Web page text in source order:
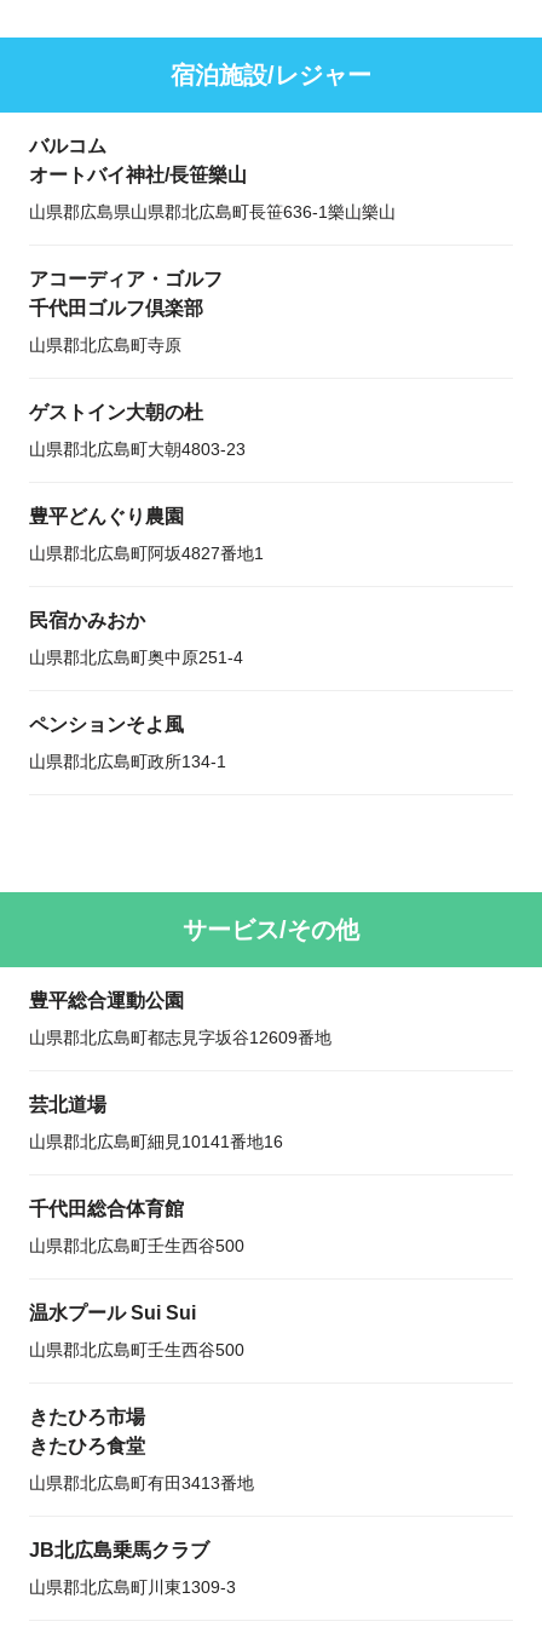
宿泊施設/レジャー
バルコム
オートバイ神社/長笹樂山
山県郡広島県山県郡北広島町長笹636-1樂山樂山
アコーディア・ゴルフ
千代田ゴルフ倶楽部
山県郡北広島町寺原
ゲストイン大朝の杜
山県郡北広島町大朝4803-23
豊平どんぐり農園
山県郡北広島町阿坂4827番地1
民宿かみおか
山県郡北広島町奥中原251-4
ペンションそよ風
山県郡北広島町政所134-1
サービス/その他
豊平総合運動公園
山県郡北広島町都志見字坂谷12609番地
芸北道場
山県郡北広島町細見10141番地16
千代田総合体育館
山県郡北広島町壬生西谷500
温水プール Sui Sui
山県郡北広島町壬生西谷500
きたひろ市場
きたひろ食堂
山県郡北広島町有田3413番地
JB北広島乗馬クラブ
山県郡北広島町川東1309-3